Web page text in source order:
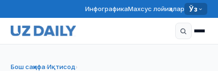
ИнфографикаМахсус лойиҳалар Ўз
Бош саҳифа›Иқтисод›